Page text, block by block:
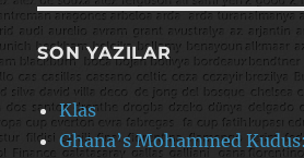
SON YAZILAR
Klas
Ghana’s Mohammed